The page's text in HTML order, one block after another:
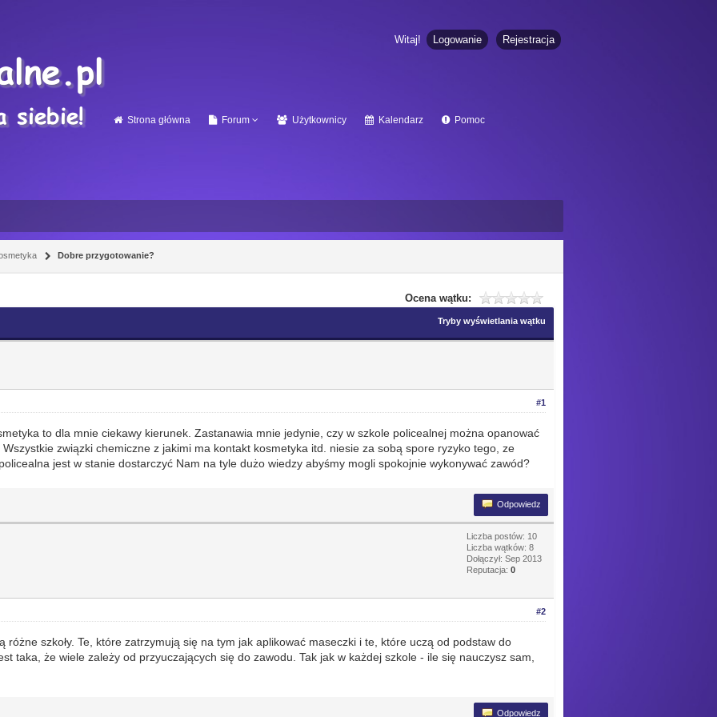
Witaj! Logowanie Rejestracja
Strona główna Forum Użytkownicy Kalendarz Pomoc
Dobre przygotowanie?
Ocena wątku:
Tryby wyświetlania wątku
#1
to dla mnie ciekawy kierunek. Zastanawia mnie jedynie, czy w szkole policealnej można opanować
związki chemiczne z jakimi ma kontakt kosmetyka itd. niesie za sobą spore ryzyko tego, ze
jest w stanie dostarczyć Nam na tyle dużo wiedzy abyśmy mogli spokojnie wykonywać zawód?
Odpowiedz
Liczba postów: 10
Liczba wątków: 8
Dołączył: Sep 2013
Reputacja: 0
#2
różne szkoły. Te, które zatrzymują się na tym jak aplikować maseczki i te, które uczą od podstaw do
taka, że wiele zależy od przyuczających się do zawodu. Tak jak w każdej szkole - ile się nauczysz sam,
Odpowiedz